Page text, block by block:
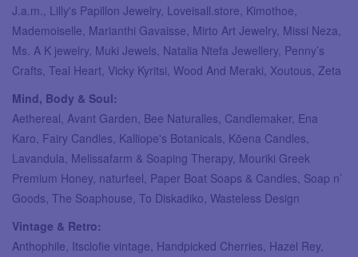
J.a.m., Lilly's Papillon Jewelry, Loveisall.store, Kimothoe,
Mademoiselle, Marianthi Gavaisse, Mirto Art Jewelry, Missi Neza,
Ms. A K jewelry, Muki Jewels, Natalia Ntefa Jewellery, Penny’s
Crafts, Teal Heart, Vicky Kyritsi, Wood And Meraki, Xoutous, Zeta
Mind, Body & Soul:
Aethereal, Avant Garden, Bee Naturalles, Candlemaker, Ena
Karo, Fairy Candles, Kalliope's Botanicals, Kōena Candles,
Lavandula, Melissafarm & Soaping Therapy, Mouriki Greek
Premium Honey, naturfeel, Paper Boat Soaps & Candles, Soap n’
Goods, The Soaphouse, To Diskadiko, Wasteless Design
Vintage & Retro:
Anthophile, Itsclofie vintage, Handpicked Cherries, Hazel Rey,